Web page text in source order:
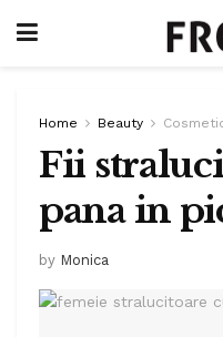
Home Beauty
Fii
pana in
by Monica